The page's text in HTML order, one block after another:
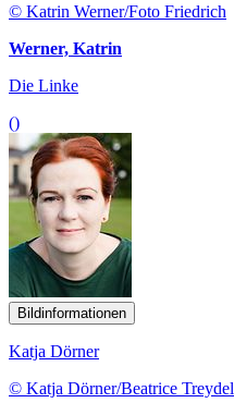
© Katrin Werner/Foto Friedrich
Werner, Katrin
Die Linke
()
Bildinformationen
Katja Dörner
© Katja Dörner/Beatrice Treydel